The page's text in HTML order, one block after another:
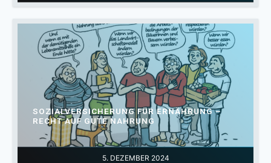
5. DEZEMBER 2024
SOZIALVERSICHERUNG FÜR ERNÄHRUNG –
RECHT AUF GUTE NAHRUNG